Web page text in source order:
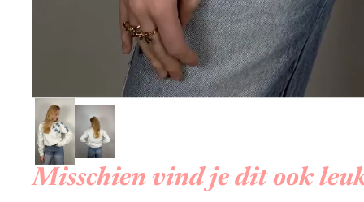
Misschien vind je dit ook